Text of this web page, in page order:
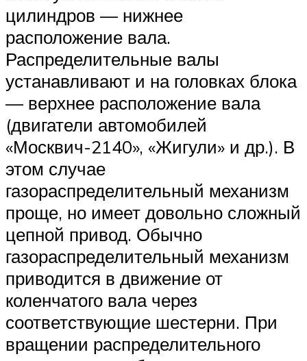
цилиндров — нижнее
расположение вала.
Распределительные валы
устанавливают и на головках блока
— верхнее расположение вала
(двигатели автомобилей
«Москвич-2140», «Жигули» и др.). В
этом случае
газораспределительный механизм
проще, но имеет довольно сложный
цепной привод. Обычно
газораспределительный механизм
приводится в движение от
коленчатого вала через
соответствующие шестерни. При
вращении распределительного